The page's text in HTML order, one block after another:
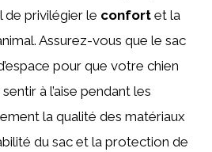
de privilégier le confort et la
Assurez-vous que le sac
pour que votre chien
à l’aise pendant les
la qualité des matériaux
du sac et la protection de